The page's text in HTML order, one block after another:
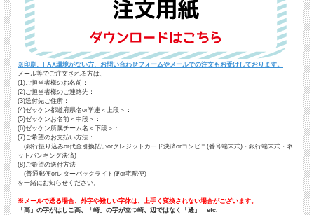
※印刷、FAX環境がない方、お問い合わせフォームやメールでの注文もお受けしております。
メール等でご注文される方は、
(1)ご担当者様のお名前：
(2)ご担当者様のご連絡先：
(3)送付先ご住所：
(4)ゼッケン都道府県名or学連＜上段＞：
(5)ゼッケンお名前＜中段＞：
(6)ゼッケン所属チーム名＜下段＞：
(7)ご希望のお支払い方法：
(銀行振り込みor代金引換払いorクレジットカード決済orコンビニ(番号端末式)・銀行端末式・ネ
ットバンキング決済)
(8)ご希望の送付方法：
(普通郵便orレターパックライト便or宅配便)
を一緒にお知らせください。
※メールで送る場合、外字や難しい字体は、上手く変換されない場合がございます。
「高」の字がはしご高、「崎」の字が立つ崎、辺ではなく「邊」 etc.